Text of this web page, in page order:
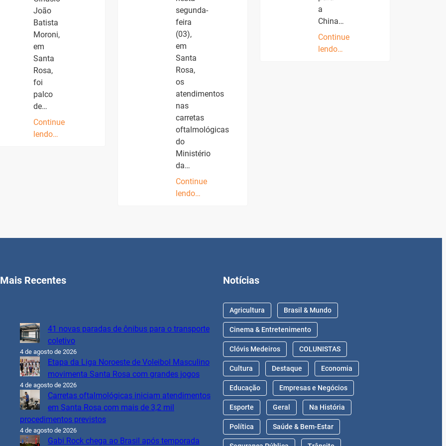
João
Batista
Moroni,
em
Santa
Rosa,
foi
palco
de…
Continue
lendo…
segunda-
feira
(03),
em
Santa
Rosa,
os
atendimentos
nas
carretas
oftalmológicas
do
Ministério
da…
Continue
lendo…
a
China…
Continue
lendo…
Mais Recentes
41 novas paradas de ônibus para o transporte
coletivo
4 de agosto de 2026
Etapa da Liga Noroeste de Voleibol Masculino
movimenta Santa Rosa com grandes jogos
4 de agosto de 2026
Carretas oftalmológicas iniciam atendimentos
em Santa Rosa com mais de 3,2 mil
procedimentos previstos
4 de agosto de 2026
Gabi Rock chega ao Brasil após temporada
Notícias
Agricultura Brasil & Mundo
Cinema & Entretenimento
Clóvis Medeiros COLUNISTAS
Cultura Destaque Economia
Educação Empresas e Negócios
Esporte Geral Na História
Política Saúde & Bem-Estar